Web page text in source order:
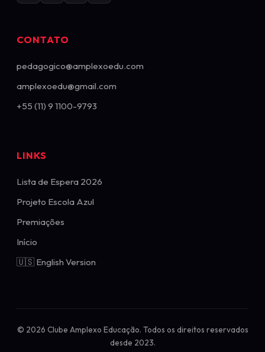
CONTATO
pedagogico@amplexoedu.com
amplexoedu@gmail.com
+55 (11) 9 1100-9793
LINKS
Lista de Espera 2026
Projeto Escola Azul
Premiações
Início
🇺🇸 English Version
© 2026 Clube Amplexo Educação. Todos os direitos reservados
desde 2023.